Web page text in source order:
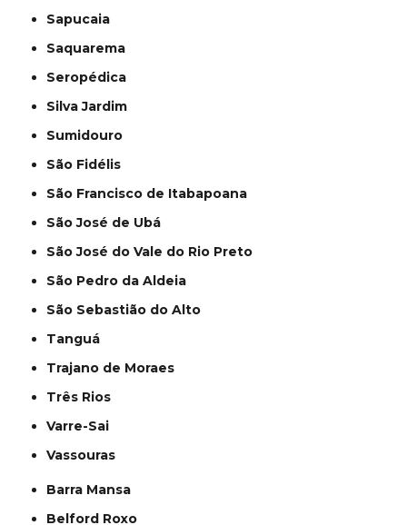
Sapucaia
Saquarema
Seropédica
Silva Jardim
Sumidouro
São Fidélis
São Francisco de Itabapoana
São José de Ubá
São José do Vale do Rio Preto
São Pedro da Aldeia
São Sebastião do Alto
Tanguá
Trajano de Moraes
Três Rios
Varre-Sai
Vassouras
Barra Mansa
Belford Roxo